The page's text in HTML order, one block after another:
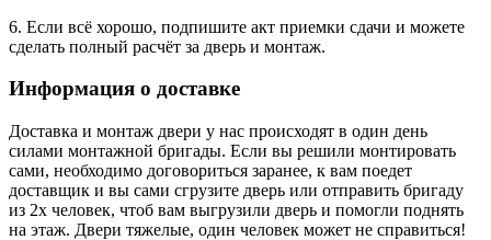
6. Если всё хорошо, подпишите акт приемки сдачи и можете
сделать полный расчёт за дверь и монтаж.
Информация о доставке
Доставка и монтаж двери у нас происходят в один день
силами монтажной бригады. Если вы решили монтировать
сами, необходимо договориться заранее, к вам поедет
доставщик и вы сами сгрузите дверь или отправить бригаду
из 2х человек, чтоб вам выгрузили дверь и помогли поднять
на этаж. Двери тяжелые, один человек может не справиться!